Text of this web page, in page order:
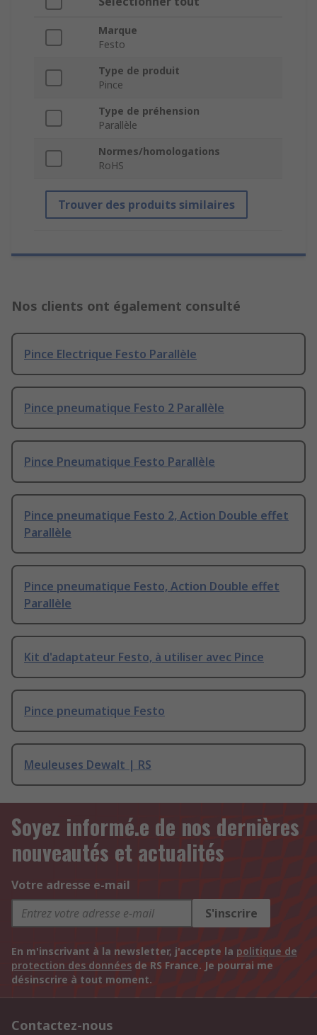
Marque
Festo
Type de produit
Pince
Type de préhension
Parallèle
Normes/homologations
RoHS
Trouver des produits similaires
Nos clients ont également consulté
Pince Electrique Festo Parallèle
Pince pneumatique Festo 2 Parallèle
Pince Pneumatique Festo Parallèle
Pince pneumatique Festo 2, Action Double effet
Parallèle
Pince pneumatique Festo, Action Double effet
Parallèle
Kit d'adaptateur Festo, à utiliser avec Pince
Pince pneumatique Festo
Meuleuses Dewalt | RS
Soyez informé.e de nos dernières
nouveautés et actualités
Votre adresse e-mail
S'inscrire
En m'inscrivant à la newsletter, j'accepte la politique de
protection des données de RS France. Je pourrai me
désinscrire à tout moment.
Contactez-nous